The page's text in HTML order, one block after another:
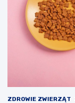
ZDROWIE ZWIERZĄT